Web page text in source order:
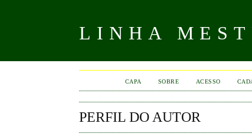
LINHA
CAPA SOBRE ACESSO
PERFIL DO AUTOR